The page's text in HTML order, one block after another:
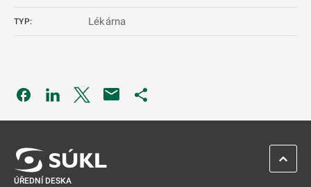
TYP: Lékárna
Odkaz se otevře na nové kartě
Odkaz se otevře na nové kartě
Odkaz se otevře na nové kartě
ÚŘEDNÍ DESKA
ZPĚT